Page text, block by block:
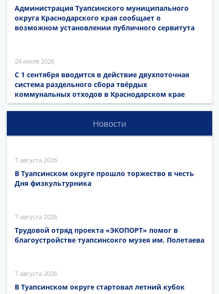
Администрация Туапсинского муниципального
округа Краснодарского края сообщает о
возможном установлении публичного сервитута
24 июля 2026
С 1 сентября вводится в действие двухпоточная
система раздельного сбора твёрдых
коммунальных отходов в Краснодарском крае
Новости
7 августа 2026
В Туапсинском округе прошло торжество в честь
Дня физкультурника
7 августа 2026
Трудовой отряд проекта «ЭКОПОРТ» помог в
благоустройстве туапсинсокго музея им. Полетаева
7 августа 2026
В Туапсинском округе стартовал летний кубок